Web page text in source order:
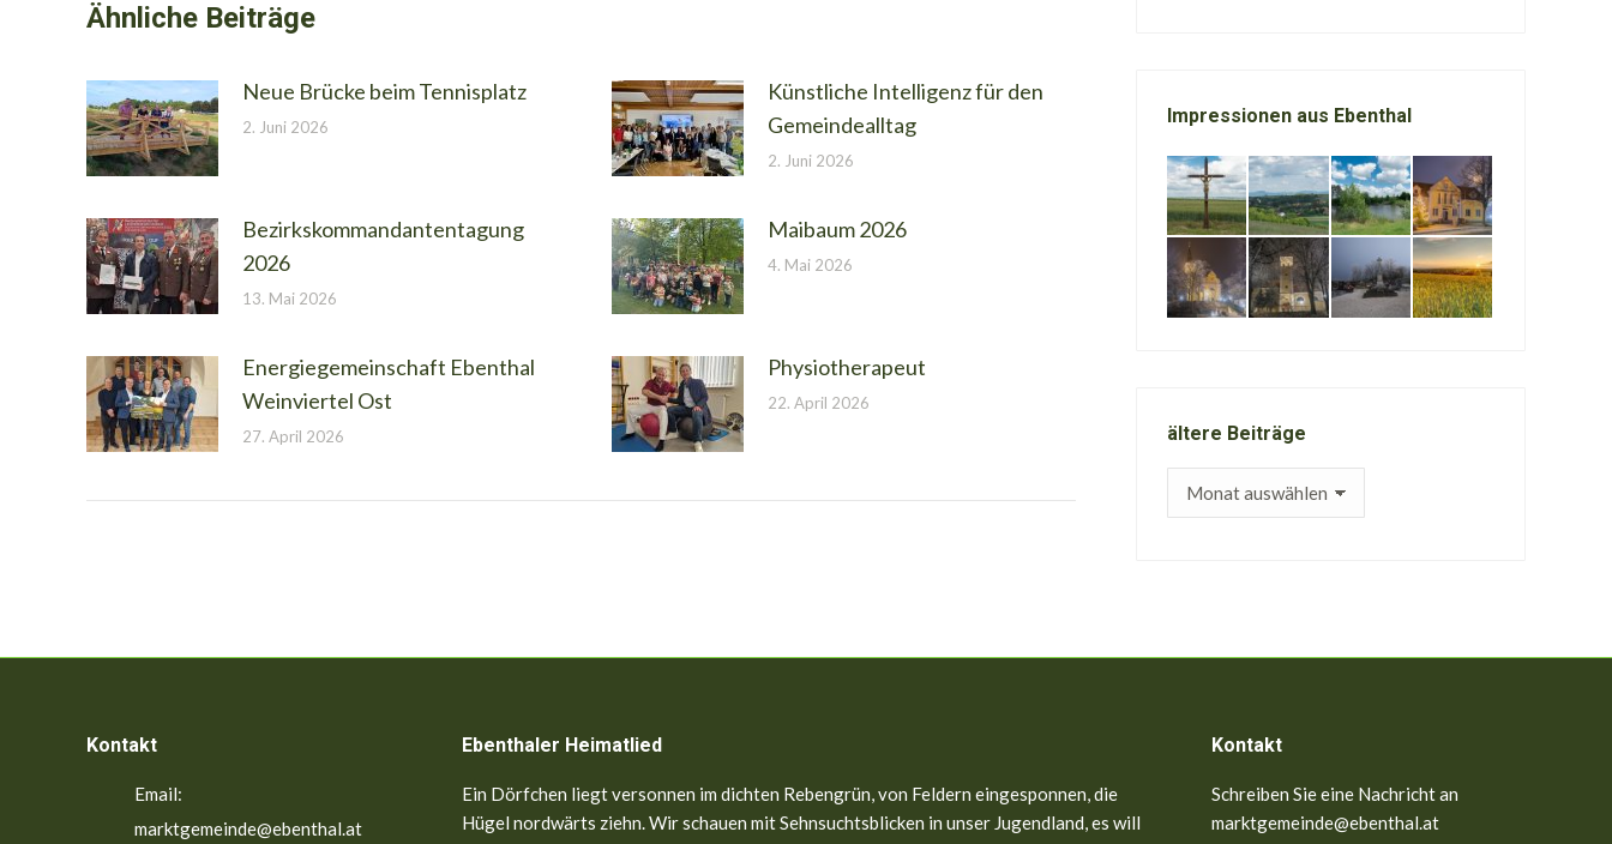
Ähnliche Beiträge
Neue Brücke beim Tennisplatz
2. Juni 2026
Künstliche Intelligenz für den
Gemeindealltag
2. Juni 2026
Bezirkskommandantentagung
2026
13. Mai 2026
Maibaum 2026
4. Mai 2026
Energiegemeinschaft Ebenthal
Weinviertel Ost
27. April 2026
Physiotherapeut
22. April 2026
Impressionen aus Ebenthal
ältere Beiträge
Kontakt
Email:
marktgemeinde@ebenthal.at
Ebenthaler Heimatlied
Ein Dörfchen liegt versonnen im dichten Rebengrün, von Feldern eingesponnen, die
Hügel nordwärts ziehn. Wir schauen mit Sehnsuchtsblicken in unser Jugendland, es will
Kontakt
Schreiben Sie eine Nachricht an
marktgemeinde@ebenthal.at